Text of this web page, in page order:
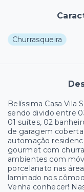
Churrasqueira
Belíssima Casa Vila
sendo divido entre
01 suítes, 02
de garagem
automação
gourmet com
ambientes com
porcelanato nas
laminado nos
Venha conhecer!